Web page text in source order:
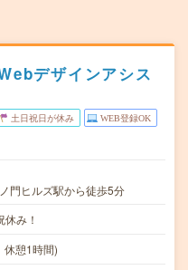
デザインアシス
土日祝日が休み WEB登録OK
門ヒルズ駅から徒歩5分
み！
憩1時間)